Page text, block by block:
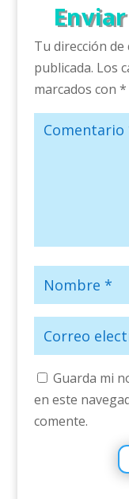
Tu dirección
publicada. Los
marcados con *
Guarda mi
en este
comente.